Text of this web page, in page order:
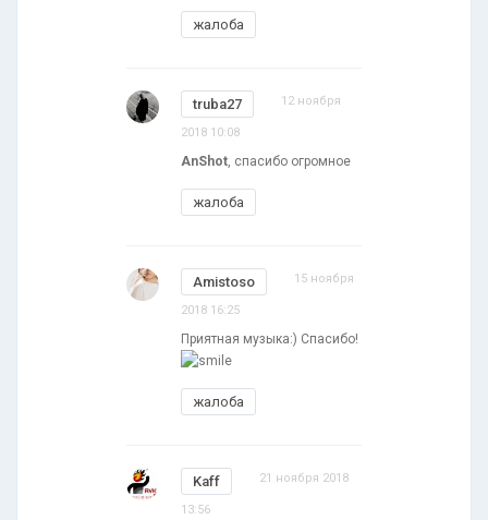
жалоба
truba27 12 ноября
2018 10:08
AnShot, спасибо огромное
жалоба
Amistoso 15 ноября
2018 16:25
Приятная музыка:) Спасибо!
жалоба
Kaff 21 ноября 2018
13:56